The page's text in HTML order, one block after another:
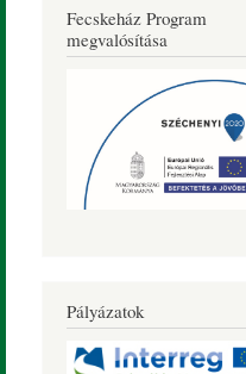
Fecskeház Program
megvalósítása
Pályázatok